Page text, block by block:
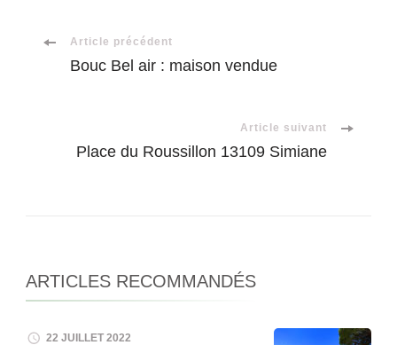
Navigation
Article précédent
Bouc Bel air : maison vendue
Article suivant
Place du Roussillon 13109 Simiane
ARTICLES RECOMMANDÉS
22 JUILLET 2022